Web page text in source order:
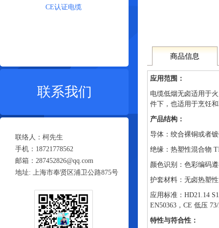
联系我们
联络人：柯先生
手机：18721778562
邮箱：287452826@qq.com
地址: 上海市奉贤区浦卫公路875号
CE认证电缆
商品信息
应用范围：
电缆低烟无卤适用于
件下，也适用于烹饪
产品结构：
导体：绞合裸铜或者镀
绝缘：热塑性混合物
颜色识别：色彩编码
护套材料：无卤热塑
应用标准： HD21.14
EN50363，CE 低压
特性与符合性：